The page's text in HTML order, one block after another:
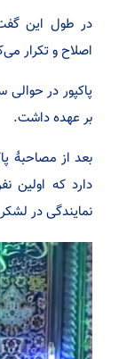
در طول این
اصلاح و تکرار
بر عهده داشت.
بعد از مصاحبۀ
دارد که اولین
نمایندگی در